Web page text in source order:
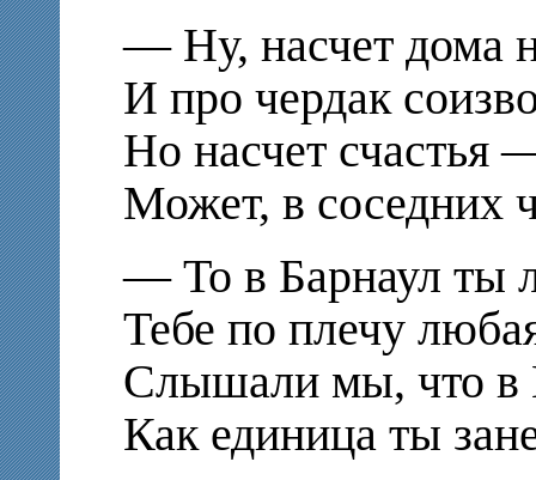
— Ну, насчет дома
И про чердак
Но насчет счастья
Может, в соседних
— То в Барнаул ты
Тебе по плечу
Слышали мы, что в
Как единица ты